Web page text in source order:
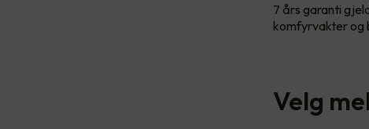
7 års garanti
komfyrvakter og
Velg